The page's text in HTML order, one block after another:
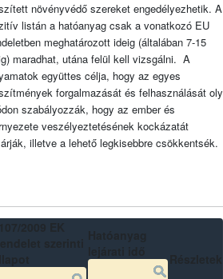
növényvédő szereket engedélyezhetik. A
listán a hatóanyag csak a vonatkozó EU
meghatározott ideig (általában 7-15
maradhat, utána felül kell vizsgálni. A
együttes célja, hogy az egyes
forgalmazását és felhasználását oly
szabályozzák, hogy az ember és
veszélyeztetésének kockázatát
illetve a lehető legkisebbre csökkentsék.